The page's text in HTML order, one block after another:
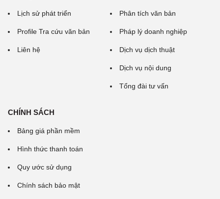
Lịch sử phát triển
Profile Tra cứu văn bản
Liên hệ
Phân tích văn bản
Pháp lý doanh nghiệp
Dịch vụ dịch thuật
Dịch vụ nội dung
Tổng đài tư vấn
CHÍNH SÁCH
Bảng giá phần mềm
Hình thức thanh toán
Quy ước sử dụng
Chính sách bảo mật